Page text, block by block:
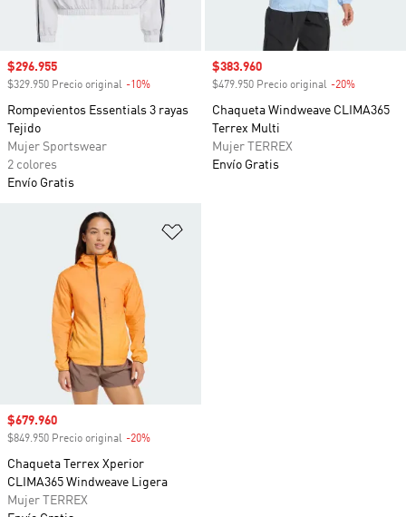
Precio de venta
$296.955
$329.950 Precio original -10%
Rompevientos Essentials 3 rayas
Tejido
Mujer Sportswear
2 colores
Envío Gratis
Precio de venta
$383.960
$479.950 Precio original -20%
Chaqueta Windweave CLIMA365
Terrex Multi
Mujer TERREX
Envío Gratis
Precio de venta
$679.960
$849.950 Precio original -20%
Chaqueta Terrex Xperior
CLIMA365 Windweave Ligera
Mujer TERREX